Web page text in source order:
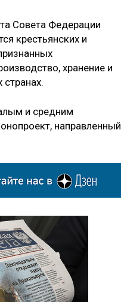
Совета Федерации
крестьянских и
хранение и
и средним
направленный